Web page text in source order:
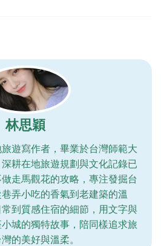
林思穎
遊寫作者，畢業於台灣師範大
耕在地旅遊規劃與文化記錄已
走馬觀花的攻略，專注發掘台
弄小吃的香氣到老建築的溫
到質感住宿的細節，用文字與
城的獨特故事，陪同樣追求旅
的美好與溫柔。